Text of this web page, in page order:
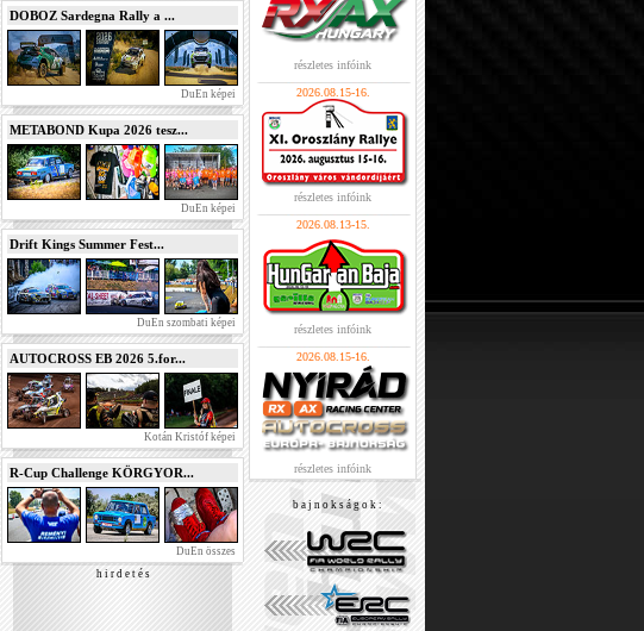
DOBOZ Sardegna Rally a ...
DuEn képei
METABOND Kupa 2026 tesz...
DuEn képei
Drift Kings Summer Fest...
DuEn szombati képei
AUTOCROSS EB 2026 5.for...
Kotán Kristóf képei
R-Cup Challenge KÖRGYOR...
DuEn összes
h i r d e t é s
részletes infóink
2026.08.15-16.
részletes infóink
2026.08.13-15.
részletes infóink
2026.08.15-16.
részletes infóink
b a j n o k s á g o k :